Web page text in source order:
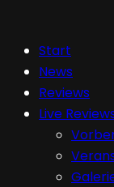
Start
News
Reviews
Live